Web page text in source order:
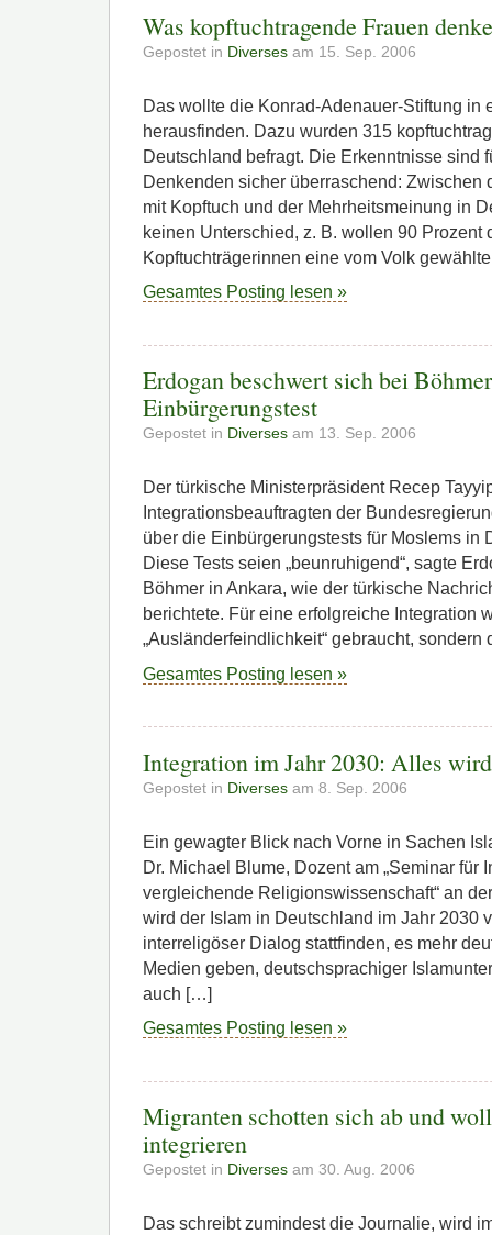
Was kopftuchtragende Frauen
Gepostet in Diverses am 15. Sep. 2006
Das wollte die Konrad-Adenauer-Stiftung in
herausfinden. Dazu wurden 315
Deutschland befragt. Die Erkenntnisse sind
Denkenden sicher überraschend: Zwischen
mit Kopftuch und der Mehrheitsmeinung in
keinen Unterschied, z. B. wollen 90 Prozent
Kopftuchträgerinnen eine vom Volk
Gesamtes Posting lesen »
Erdogan beschwert sich bei
Einbürgerungstest
Gepostet in Diverses am 13. Sep. 2006
Der türkische Ministerpräsident Recep
Integrationsbeauftragten der
über die Einbürgerungstests für Moslems in
Diese Tests seien „beunruhigend“, sagte
Böhmer in Ankara, wie der türkische
berichtete. Für eine erfolgreiche Integration
„Ausländerfeindlichkeit“ gebraucht,
Gesamtes Posting lesen »
Integration im Jahr 2030: Alles
Gepostet in Diverses am 8. Sep. 2006
Ein gewagter Blick nach Vorne in Sachen
Dr. Michael Blume, Dozent am „Seminar für
vergleichende Religionswissenschaft“ an
wird der Islam in Deutschland im Jahr 2030
interreligöser Dialog stattfinden, es mehr
Medien geben, deutschsprachiger
auch […]
Gesamtes Posting lesen »
Migranten schotten sich ab und
integrieren
Gepostet in Diverses am 30. Aug. 2006
Das schreibt zumindest die Journalie, wird